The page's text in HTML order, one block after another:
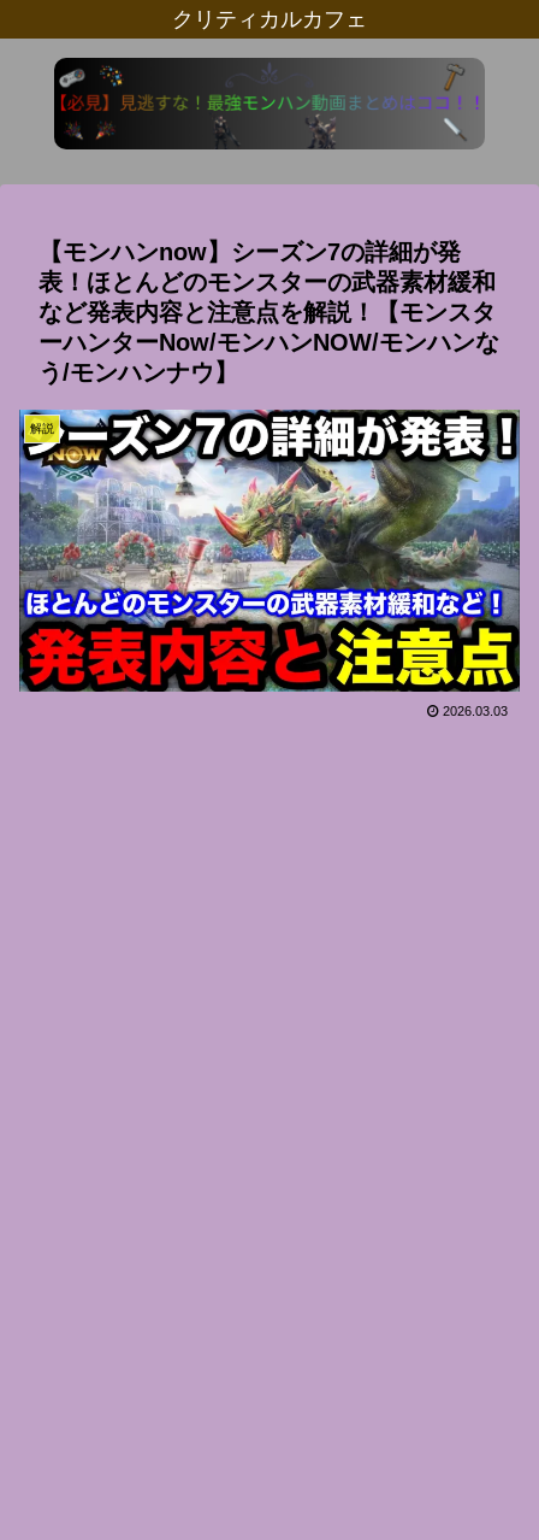
クリティカルカフェ
【モンハンnow】シーズン7の詳細が発
表！ほとんどのモンスターの武器素材緩和
など発表内容と注意点を解説！【モンスタ
ーハンターNow/モンハンNOW/モンハンな
う/モンハンナウ】
解説
2026.03.03